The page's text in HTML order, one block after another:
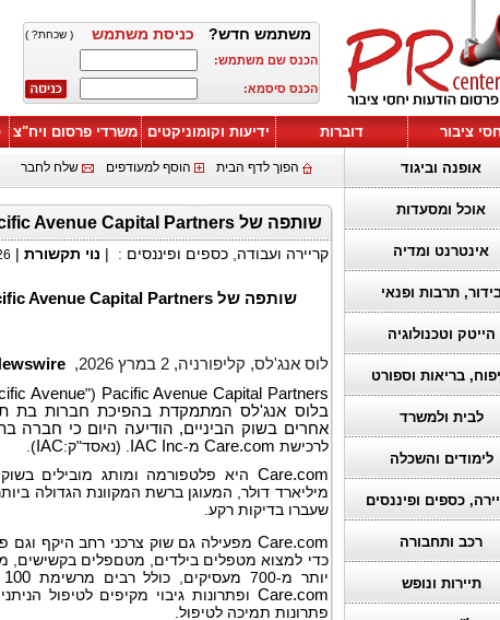
משתמש חדש? כניסת משתמש ( שכחת? )
הכנס שם משתמש:
הכנס סיסמא:
ציבור דוברות ידיעות וקומוניקטים משרדי פרסום ויח"צ
אופנה וביגוד
אוכל ומסעדות
אינטרנט ומדיה
תרבות ופנאי
הייטק וטכנולוגיה
בריאות וספורט
לבית ולמשרד
לימודים והשכלה
כספים ופיננסים
רכב ותחבורה
תיירות ונופש
הפוך לדף הבית הוסף למעודפים שלח לחבר
שותפה של Pacific Avenue Capital Partners תרכוש את Care.com מ-IAC
קריירה ועבודה, כספים ופיננסים :
| נוי תקשורת |
שותפה של Avenue Capital Partners
לוס אנג'לס, קליפורניה, 2 במרץ 2026,
Pacific Avenue Capital Partners
("
Avenue
בלוס אנג'לס המתמקדת בהפיכת חברות בת
אחרים בשוק הביניים, הודיעה היום כי חברה
לרכישת Care.com מ-IAC Inc . (נאסד"ק:IAC
).
Care.com
מיליארד דולר, המעוגן ברשת המקוונת הגדולה
שעברו בדיקות רקע.
Care.com מפעילה גם שוק צרכני רחב היקף וגם פלטפורמת הטבות
כדי למצוא מטפלים בילדים, מטםפלים
יותר מ-700 מעסיקים, כולל רבים מרשימת
100
Care.com ופתרונות גיבוי מקיפים לטיפול
פתרונות תמיכה לטיפול.